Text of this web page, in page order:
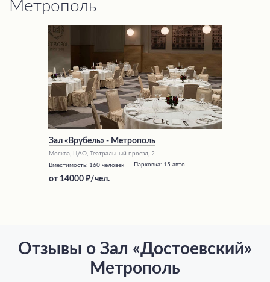
Метрополь
Зал «Врубель» - Метрополь
Москва, ЦАО, Театральный проезд, 2
Вместимость: 160 человек Парковка: 15 авто
от 14000 /чел.
Отзывы о Зал «Достоевский»
Метрополь